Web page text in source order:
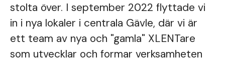
stolta över. I september 2022 flyttade vi
in i nya lokaler i centrala Gävle, där vi är
ett team av nya och "gamla" XLENTare
som utvecklar och formar verksamheten